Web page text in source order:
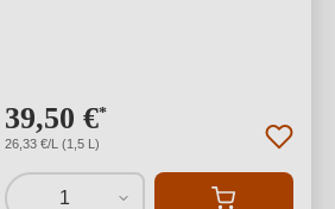
39,50 €*
26,33 €/L (1,5 L)
1